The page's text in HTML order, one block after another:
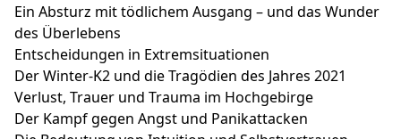
Ein Absturz mit tödlichem Ausgang – und das Wunder
des Überlebens
Entscheidungen in Extremsituationen
Der Winter-K2 und die Tragödien des Jahres 2021
Verlust, Trauer und Trauma im Hochgebirge
Der Kampf gegen Angst und Panikattacken